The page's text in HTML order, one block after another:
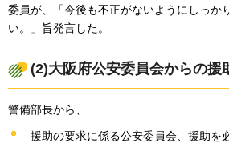
委員が、「今後も不正がないようにしっか
い。」旨発言した。
(2)大阪府公安委員会からの援
警備部長から、
援助の要求に係る公安委員会、援助を